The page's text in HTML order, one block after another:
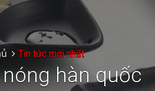
Tin tức mới nhất
hàn quốc